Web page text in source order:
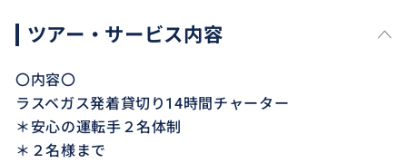
ツアー・サービス内容
〇内容〇
ラスベガス発着貸切り14時間チャーター
＊安心の運転手２名体制
＊２名様まで